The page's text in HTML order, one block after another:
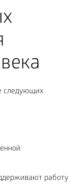
следующих
работу